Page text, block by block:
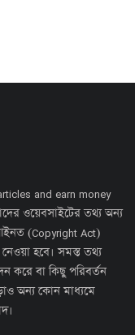
and earn money
ওয়েবসাইটের তথ্য অন্য
(Copyright Act)
নেওয়া হবে। সমস্ত তথ্য
করে বা কিছু পরিবর্তন
অন্য কোন মাধ্যমে